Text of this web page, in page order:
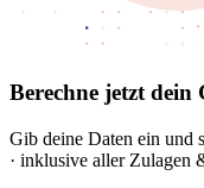
Berechne jetzt dein
Gib deine Daten ein und
· inklusive aller Zulagen